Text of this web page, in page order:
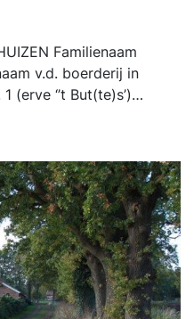
Familienaam
v.d. boerderij in
‘’t But(te)s’)…